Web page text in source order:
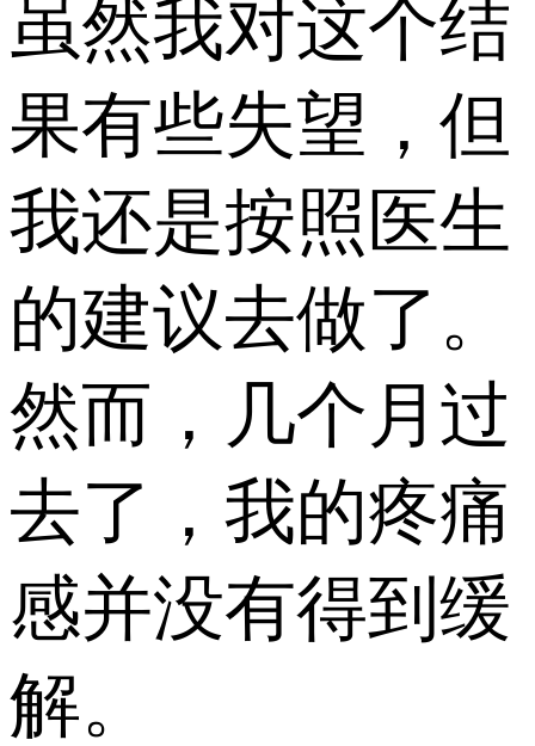
虽然我对这个结
果有些失望，但
我还是按照医生
的建议去做了。
然而，几个月过
去了，我的疼痛
感并没有得到缓
解。